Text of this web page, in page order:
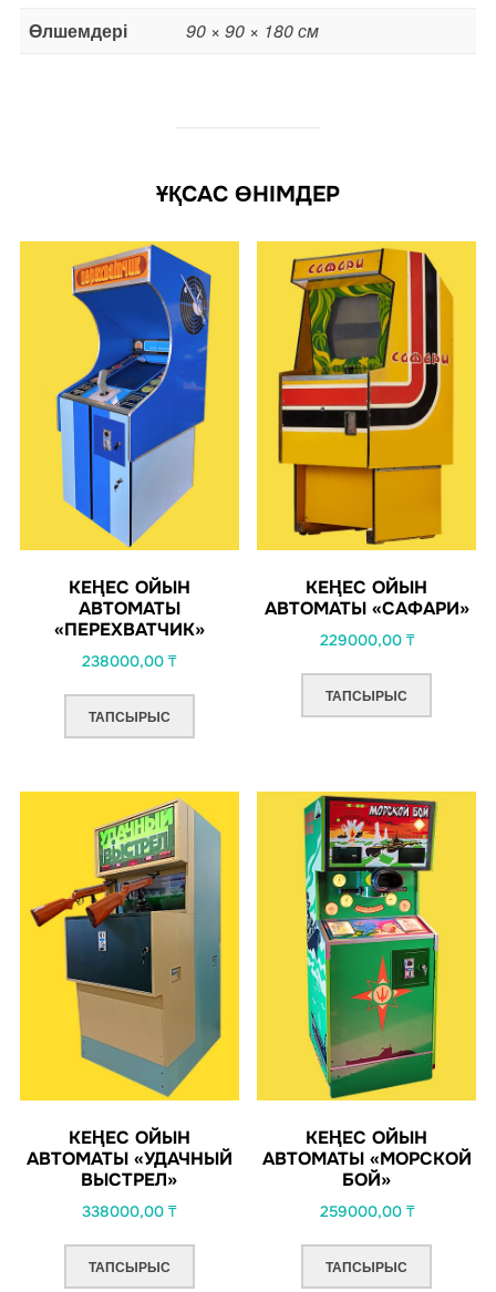
Өлшемдері
90 × 90 × 180 см
ҰҚСАС ӨНІМДЕР
КЕҢЕС ОЙЫН
АВТОМАТЫ
«ПЕРЕХВАТЧИК»
238000,00₸
ТАПСЫРЫС
КЕҢЕС ОЙЫН
АВТОМАТЫ «САФАРИ»
229000,00 ₸
ТАПСЫРЫС
КЕҢЕС ОЙЫН
АВТОМАТЫ «УДАЧНЫЙ
ВЫСТРЕЛ»
338000,00₸
ТАПСЫРЫС
КЕҢЕС ОЙЫН
АВТОМАТЫ «МОРСКОЙ
БОЙ»
259000,00 ₸
ТАПСЫРЫС